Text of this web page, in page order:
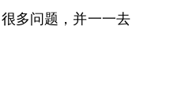
多问题，并一一去